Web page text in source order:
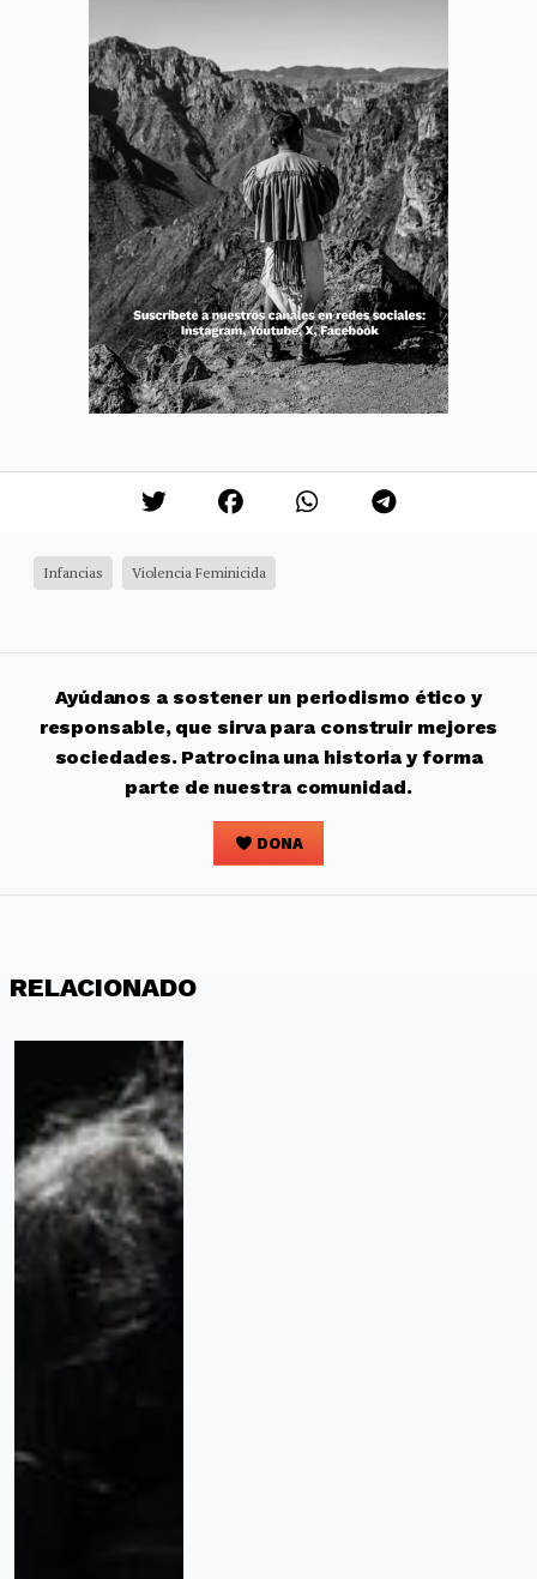
Infancias Violencia Feminicida
Ayúdanos a sostener un periodismo ético y
responsable, que sirva para construir mejores
sociedades. Patrocina una historia y forma
parte de nuestra comunidad.
DONA
RELACIONADO